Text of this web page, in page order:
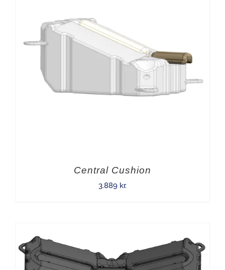
Central Cushion
3.889 kr.